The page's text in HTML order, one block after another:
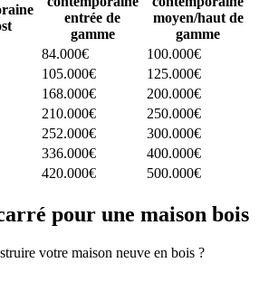
entrée de
gamme
moyen/haut de
gamme
84.000€
100.000€
105.000€
125.000€
168.000€
200.000€
210.000€
250.000€
252.000€
300.000€
336.000€
400.000€
420.000€ 500.000€
pour une maison bois
votre maison neuve en bois ?